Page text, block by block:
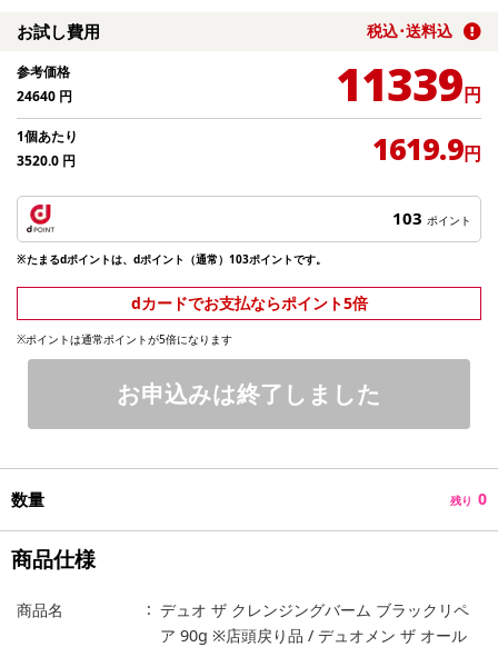
お試し費用 税込･送料込
参考価格
24640 円 11339円
1個あたり
3520.0 円 1619.9円
103 ポイント
※たまるdポイントは、dポイント（通常）103ポイントです。
dカードでお支払ならポイント5倍
※ポイントは通常ポイントが5倍になります
お申込みは終了しました
数量 残り 0
商品仕様
商品名
デュオ ザ クレンジングバーム ブラックリペ
ア 90g ※店頭戻り品 / デュオメン ザ オール